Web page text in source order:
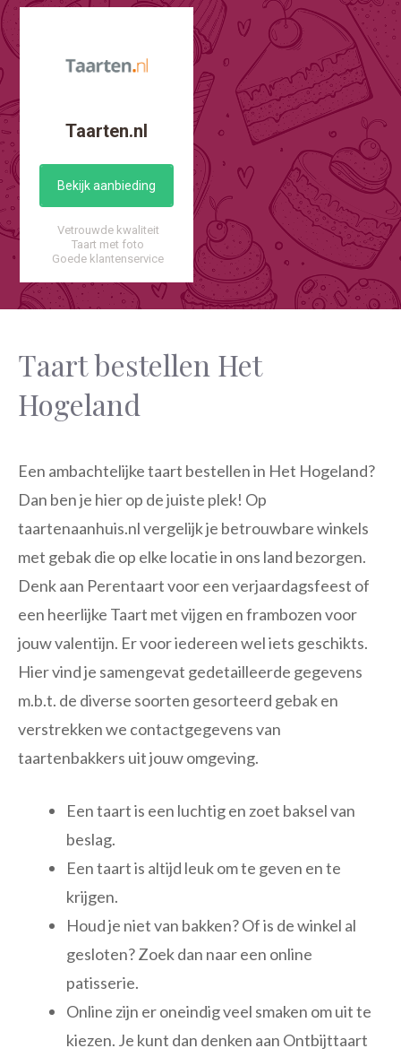
Taarten.nl
Bekijk aanbieding
Vetrouwde kwaliteit
Taart met foto
Goede klantenservice
Taart bestellen Het
Hogeland
Een ambachtelijke taart bestellen in Het Hogeland?
Dan ben je hier op de juiste plek! Op
taartenaanhuis.nl vergelijk je betrouwbare winkels
met gebak die op elke locatie in ons land bezorgen.
Denk aan Perentaart voor een verjaardagsfeest of
een heerlijke Taart met vijgen en frambozen voor
jouw valentijn. Er voor iedereen wel iets geschikts.
Hier vind je samengevat gedetailleerde gegevens
m.b.t. de diverse soorten gesorteerd gebak en
verstrekken we contactgegevens van
taartenbakkers uit jouw omgeving.
Een taart is een luchtig en zoet baksel van
beslag.
Een taart is altijd leuk om te geven en te
krijgen.
Houd je niet van bakken? Of is de winkel al
gesloten? Zoek dan naar een online
patisserie.
Online zijn er oneindig veel smaken om uit te
kiezen. Je kunt dan denken aan Ontbijttaart